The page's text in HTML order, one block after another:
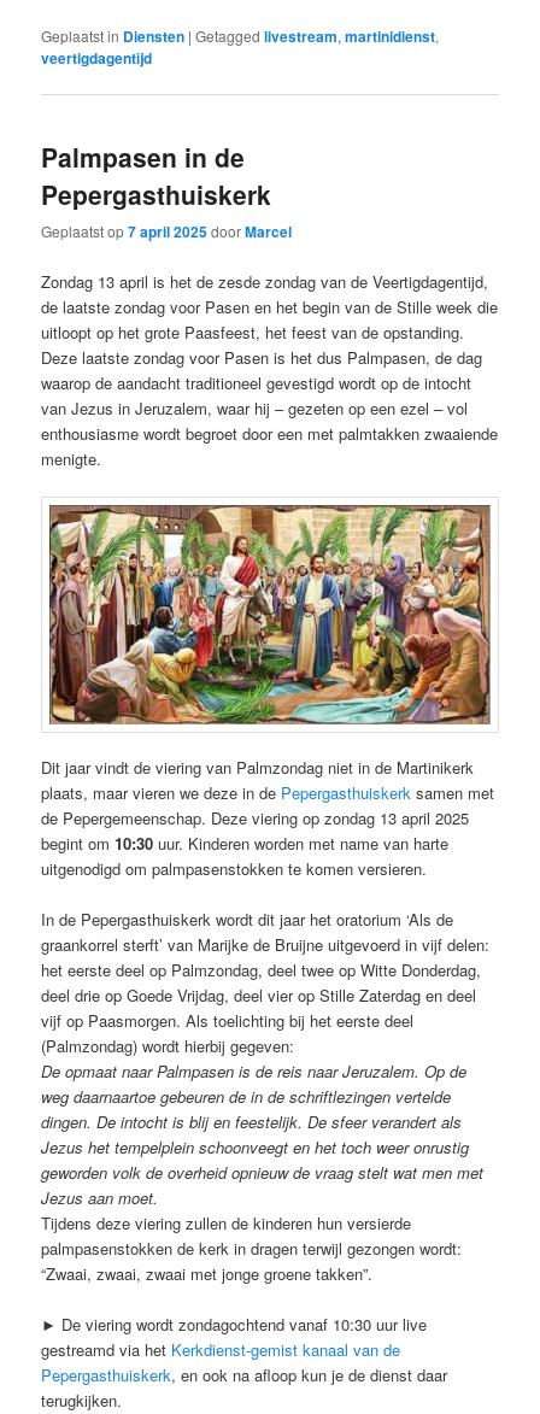
Geplaatst in Diensten |Getagged livestream,martinidienst,
veertigdagentijd
Palmpasen in de
Pepergasthuiskerk
Geplaatst op7 april 2025doorMarcel
Zondag 13 april is het de zesde zondag van de Veertigdagentijd,
de laatste zondag voor Pasen en het begin van de Stille week die
uitloopt op het grote Paasfeest, het feest van de opstanding.
Deze laatste zondag voor Pasen is het dus Palmpasen, de dag
waarop de aandacht traditioneel gevestigd wordt op de intocht
van Jezus in Jeruzalem, waar hij – gezeten op een ezel – vol
enthousiasme wordt begroet door een met palmtakken zwaaiende
menigte.
Dit jaar vindt de viering van Palmzondag niet in de Martinikerk
plaats, maar vieren we deze in de Pepergasthuiskerk samen met
de Pepergemeenschap. Deze viering op zondag 13 april 2025
begint om10:30 uur. Kinderen worden met name van harte
uitgenodigd om palmpasenstokken te komen versieren.
In de Pepergasthuiskerk wordt dit jaar het oratorium ‘Als de
graankorrel sterft’ van Marijke de Bruijne uitgevoerd in vijf delen:
het eerste deel op Palmzondag, deel twee op Witte Donderdag,
deel drie op Goede Vrijdag, deel vier op Stille Zaterdag en deel
vijf op Paasmorgen. Als toelichting bij het eerste deel
(Palmzondag) wordt hierbij gegeven:
De opmaat naar Palmpasen is de reis naar Jeruzalem. Op de
weg daarnaartoe gebeuren de in de schriftlezingen vertelde
dingen. De intocht is blij en feestelijk. De sfeer verandert als
Jezus het tempelplein schoonveegt en het toch weer onrustig
geworden volk de overheid opnieuw de vraag stelt wat men met
Jezus aan moet.
Tijdens deze viering zullen de kinderen hun versierde
palmpasenstokken de kerk in dragen terwijl gezongen wordt:
“Zwaai, zwaai, zwaai met jonge groene takken”.
► De viering wordt zondagochtend vanaf 10:30 uur live
gestreamd via het Kerkdienst-gemist kanaal van de
Pepergasthuiskerk, en ook na afloop kun je de dienst daar
terugkijken.